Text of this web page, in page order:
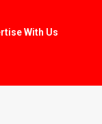
With Us